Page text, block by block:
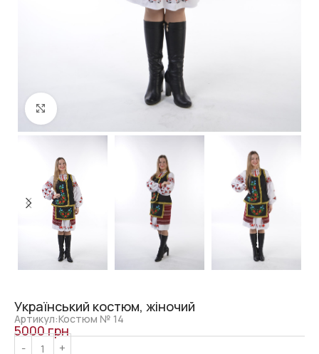
Click to enlarge
Український костюм, жіночий
Артикул:Костюм № 14
5000грн